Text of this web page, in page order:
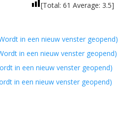
[Total:61 Average: 3.5]
in een nieuw venster geopend)
in een nieuw venster geopend)
in een nieuw venster geopend)
in een nieuw venster geopend)